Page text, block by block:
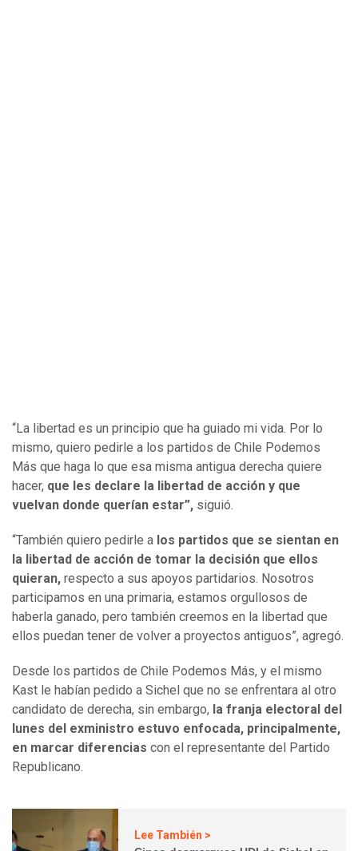
“La libertad es un principio que ha guiado mi vida. Por lo
mismo, quiero pedirle a los partidos de Chile Podemos
Más que haga lo que esa misma antigua derecha quiere
hacer, que les declare la libertad de acción y que
vuelvan donde querían estar”, siguió.
“También quiero pedirle a los partidos que se sientan en
la libertad de acción de tomar la decisión que ellos
quieran, respecto a sus apoyos partidarios. Nosotros
participamos en una primaria, estamos orgullosos de
haberla ganado, pero también creemos en la libertad que
ellos puedan tener de volver a proyectos antiguos”, agregó.
Desde los partidos de Chile Podemos Más, y el mismo
Kast le habían pedido a Sichel que no se enfrentara al otro
candidato de derecha, sin embargo, la franja electoral del
lunes del exministro estuvo enfocada, principalmente,
en marcar diferencias con el representante del Partido
Republicano.
Lee También >